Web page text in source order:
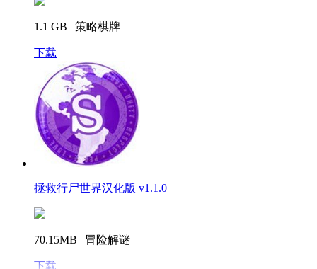
1.1 GB | 策略棋牌
下载
拯救行尸世界汉化版 v1.1.0
70.15MB | 冒险解谜
下载